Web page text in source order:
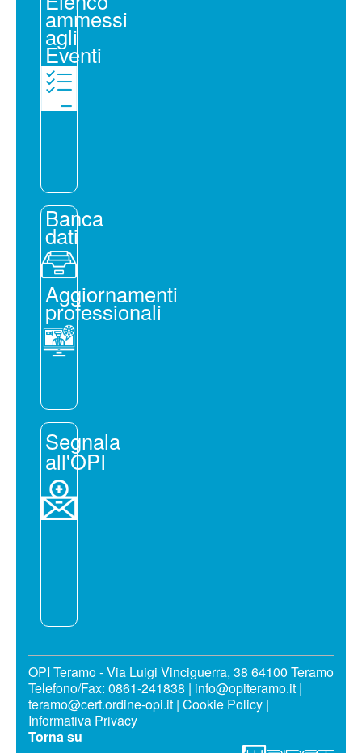
ammessi
agli
Eventi
Banca
dati
Aggiornamenti
professionali
Segnala
all'OPI
OPI Teramo - Via Luigi Vinciguerra, 38 64100 Teramo
Telefono/Fax: 0861-241838 | info@opiteramo.it |
teramo@cert.ordine-opi.it | Cookie Policy |
Informativa Privacy
Torna su